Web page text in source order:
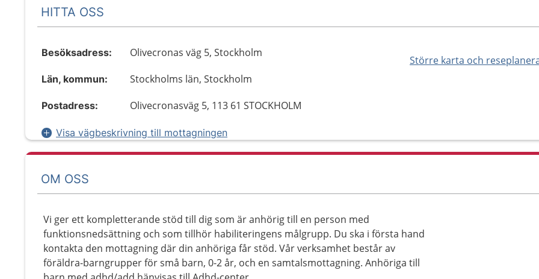
HITTA OSS
Större karta och
Besöksadress: Olivecronas väg 5, Stockholm
Län, kommun: Stockholms län, Stockholm
Postadress: Olivecronasväg 5, 113 61 STOCKHOLM
Visa vägbeskrivning till mottagningen
OM OSS
Vi ger ett kompletterande stöd till dig som är anhörig till en person med
funktionsnedsättning och som tillhör habiliteringens målgrupp. Du ska i första hand
kontakta den mottagning där din anhöriga får stöd. Vår verksamhet består av
föräldra-barngrupper för små barn, 0-2 år, och en samtalsmottagning. Anhöriga till